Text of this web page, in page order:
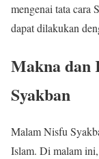
mengenai tata cara
dapat dilakukan
Makna dan
Syakban
Malam Nisfu
Islam. Di malam